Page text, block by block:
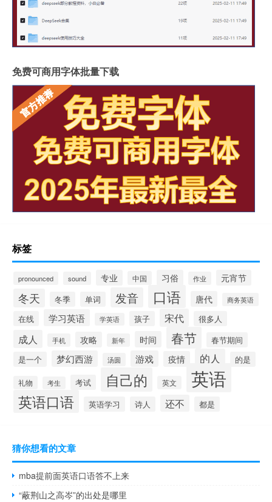
免费可商用字体批量下载
标签
pronounced sound 专业 中国 习俗 作业 元宵节
冬天 冬季 单词 发音 口语 唐代 商务英语
在线 学习英语 学英语 孩子 宋代 很多人
成人 手机 攻略 新年 时间 春节
春节期间
是一个
梦幻西游 汤圆 游戏 疫情 的人 的是
礼物 考生 考试 自己的 英文 英语
英语口语 英语学习 诗人 还不 都是
猜你想看的文章
mba提前面英语口语答不上来
“蔽荆山之高岑”的出处是哪里